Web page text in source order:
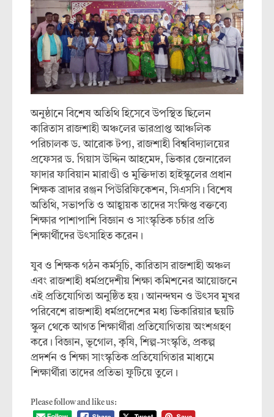
অনুষ্ঠানে বিশেষ অতিথি হিসেবে উপস্থিত ছিলেন
কারিতাস রাজশাহী অঞ্চলের ভারপ্রাপ্ত আঞ্চলিক
পরিচালক ড. আরোক টপ্য, রাজশাহী বিশ্ববিদ্যালয়ের
প্রফেসর ড. গিয়াস উদ্দিন আহমেদ, ভিকার জেনারেল
ফাদার ফাবিয়ান মারাণ্ডী ও মুক্তিদাতা হাইস্কুলের প্রধান
শিক্ষক ব্রাদার রঞ্জন পিউরিফিকেশন, সিএসসি। বিশেষ
অতিথি, সভাপতি ও আহ্বায়ক তাদের সংক্ষিপ্ত বক্তব্যে
শিক্ষার পাশাপাশি বিজ্ঞান ও সাংস্কৃতিক চর্চার প্রতি
শিক্ষার্থীদের উৎসাহিত করেন।
যুব ও শিক্ষক গঠন কর্মসূচি, কারিতাস রাজশাহী অঞ্চল
এবং রাজশাহী ধর্মপ্রদেশীয় শিক্ষা কমিশনের আয়োজনে
এই প্রতিযোগিতা অনুষ্ঠিত হয়। আনন্দঘন ও উৎসব মুখর
পরিবেশে রাজশাহী ধর্মপ্রদেশের মধ্য ভিকারিয়ার ছয়টি
স্কুল থেকে আগত শিক্ষার্থীরা প্রতিযোগিতায় অংশগ্রহণ
করে। বিজ্ঞান, ভূগোল, কৃষি, শিল্প-সংস্কৃতি, প্রকল্প
প্রদর্শন ও শিক্ষা সাংস্কৃতিক প্রতিযোগিতার মাধ্যমে
শিক্ষার্থীরা তাদের প্রতিভা ফুটিয়ে তুলে।
Please follow and like us: